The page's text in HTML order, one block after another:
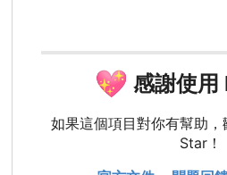
💖 感謝使用
如果這個項目對你有幫助
Star！